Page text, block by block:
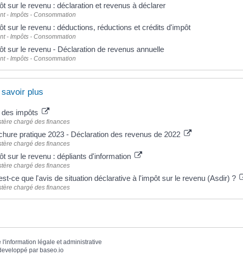
sur le revenu : déclaration et revenus à déclarer
- Impôts - Consommation
sur le revenu : déductions, réductions et crédits d'impôt
- Impôts - Consommation
sur le revenu - Déclaration de revenus annuelle
- Impôts - Consommation
savoir plus
des impôts
chargé des finances
pratique 2023 - Déclaration des revenus de 2022
chargé des finances
sur le revenu : dépliants d'information
chargé des finances
ce que l'avis de situation déclarative à l'impôt sur le revenu (Asdir) ?
chargé des finances
l'information légale et administrative
par baseo.io